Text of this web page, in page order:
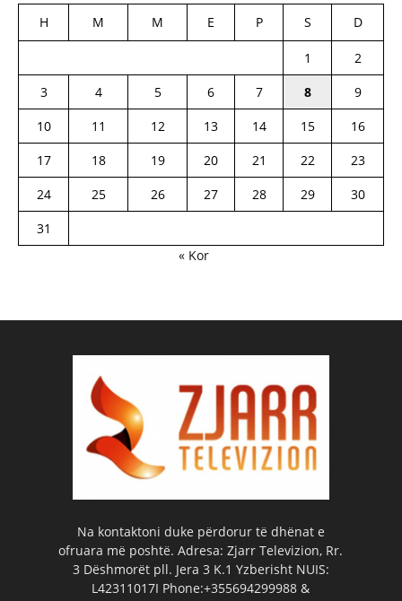
H M M E P S D
1
2
3
4 5 6 7 8
9
10
11 12 13 14 15
16
17
18 19 20 21 22
23
24
25 26 27 28 29
30
31
« Kor
Na kontaktoni duke përdorur të dhënat e
ofruara më poshtë. Adresa: Zjarr Televizion, Rr.
3 Dëshmorët pll. Jera 3 K.1 Yzberisht NUIS:
L42311017I Phone:+355694299988 &